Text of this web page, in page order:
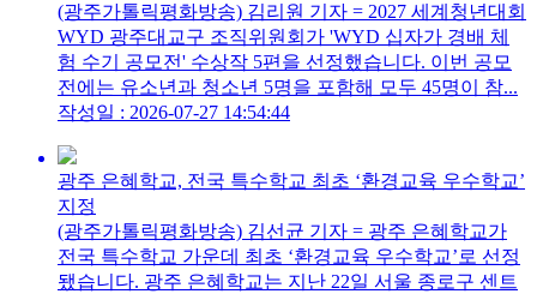
(광주가톨릭평화방송) 김리원 기자 = 2027 세계청년대회
WYD 광주대교구 조직위원회가 'WYD 십자가 경배 체
험 수기 공모전' 수상작 5편을 선정했습니다. 이번 공모
전에는 유소년과 청소년 5명을 포함해 모두 45명이 참...
작성일 : 2026-07-27 14:54:44
광주 은혜학교, 전국 특수학교 최초 ‘환경교육 우수학교’
지정
(광주가톨릭평화방송) 김선균 기자 = 광주 은혜학교가
전국 특수학교 가운데 최초 ‘환경교육 우수학교’로 선정
됐습니다. 광주 은혜학교는 지난 22일 서울 종로구 센트